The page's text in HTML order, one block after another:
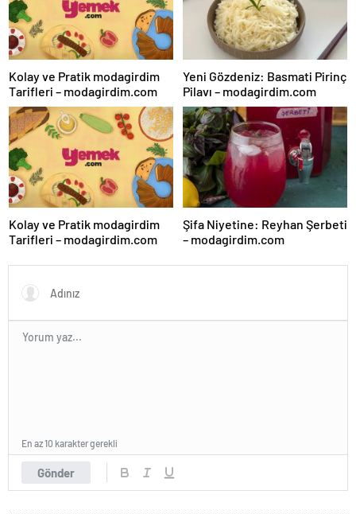
Kolay ve Pratik modagirdim
Tarifleri – modagirdim.com
Yeni Gözdeniz: Basmati Pirinç
Pilavı – modagirdim.com
Kolay ve Pratik modagirdim
Tarifleri – modagirdim.com
Şifa Niyetine: Reyhan Şerbeti
– modagirdim.com
Gönder
En az 10 karakter gerekli